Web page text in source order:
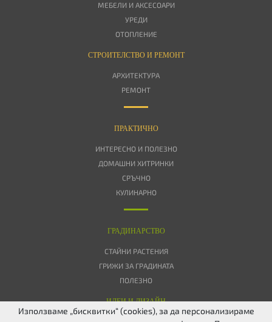
МЕБЕЛИ И АКСЕСОАРИ
УРЕДИ
ОТОПЛЕНИЕ
СТРОИТЕЛСТВО И РЕМОНТ
АРХИТЕКТУРА
РЕМОНТ
ПРАКТИЧНО
ИНТЕРЕСНО И ПОЛЕЗНО
ДОМАШНИ ХИТРИНКИ
СРЪЧНО
КУЛИНАРНО
ГРАДИНАРСТВО
СТАЙНИ РАСТЕНИЯ
ГРИЖИ ЗА ГРАДИНАТА
ПОЛЕЗНО
ИДЕИ И ДИЗАЙН
Използваме „бисквитки“ (cookies), за да персонализираме